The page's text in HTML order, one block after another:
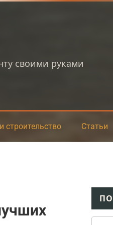
своими руками
строительство Статьи